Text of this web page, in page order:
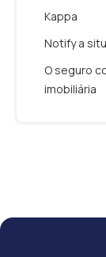
Kappa
Notify a
O seguro
imobiliária